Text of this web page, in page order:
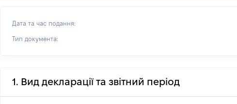
Дата та час подання:
Тип документа:
1. Вид декларації та звітний період